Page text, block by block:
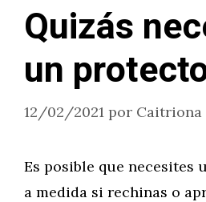
Quizás
un
12/02/2021 por Caitriona
Es posible que necesites
a medida si rechinas o